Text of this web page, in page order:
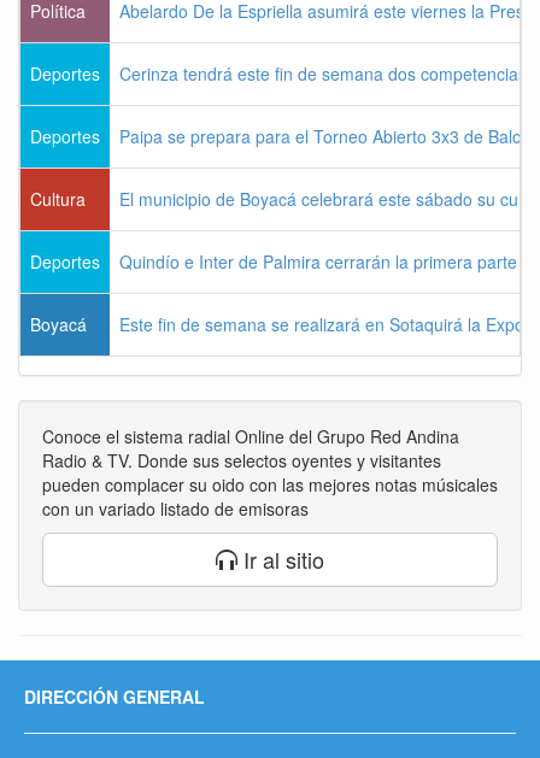
Política Abelardo De la Espriella asumirá este viernes la
Deportes Cerinza tendrá este fin de semana dos competencias
Deportes Paipa se prepara para el Torneo Abierto 3x3 de
Cultura El municipio de Boyacá celebrará este sábado su
Deportes Quindío e Inter de Palmira cerrarán la primera parte
Boyacá Este fin de semana se realizará en Sotaquirá la
Conoce el sistema radial Online del Grupo Red Andina
Radio & TV. Donde sus selectos oyentes y visitantes
pueden complacer su oido con las mejores notas músicales
con un variado listado de emisoras
Ir al sitio
DIRECCIÓN GENERAL